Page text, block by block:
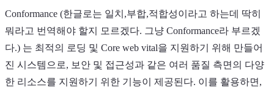
Conformance (한글로는 일치,부합,적합성이라고 하는데 딱히
뭐라고 번역해야 할지 모르겠다. 그냥 Conformance라 부르겠
다.) 는 최적의 로딩 및 Core web vital을 지원하기 위해 만들어
진 시스템으로, 보안 및 접근성과 같은 여러 품질 측면의 다양
한 리소스를 지원하기 위한 기능이 제공된다. 이를 활용하면,